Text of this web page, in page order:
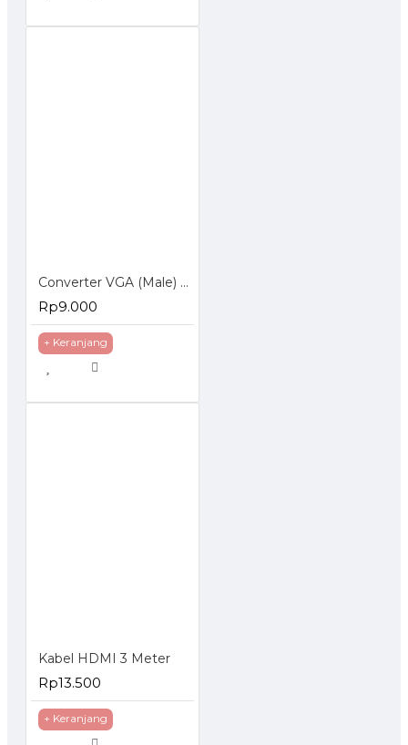
Converter VGA (Male) to VGA (Male)
Rp9.000
+ Keranjang
Kabel HDMI 3 Meter
Rp13.500
+ Keranjang